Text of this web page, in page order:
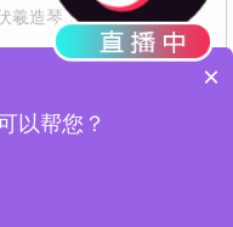
羲造琴，是为了“反其天
开。遥知不是雪，为有暗
×
以帮您？